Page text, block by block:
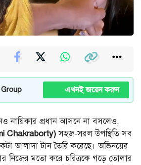
এখনই জয়েন করুন
নায়িকার প্রধান আসনে না বসলেও,
Chakraborty)সহজ-সরল উপস্থিতি সব
আলাদা টান তৈরি করেছে। অভিনয়ের
নিজের মতো করে চরিত্রকে গড়ে তোলার